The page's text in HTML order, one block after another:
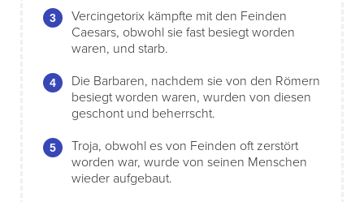
Vercingetorix kämpfte mit den Feinden
Caesars, obwohl sie fast besiegt worden
waren, und starb.
Die Barbaren, nachdem sie von den Römern
besiegt worden waren, wurden von diesen
geschont und beherrscht.
Troja, obwohl es von Feinden oft zerstört
worden war, wurde von seinen Menschen
wieder aufgebaut.